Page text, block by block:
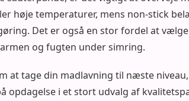
høje temperaturer, mens non-stick
Det er også en stor fordel at
og fugten under simring.
at tage din madlavning til næste
opdagelse i et stort udvalg af